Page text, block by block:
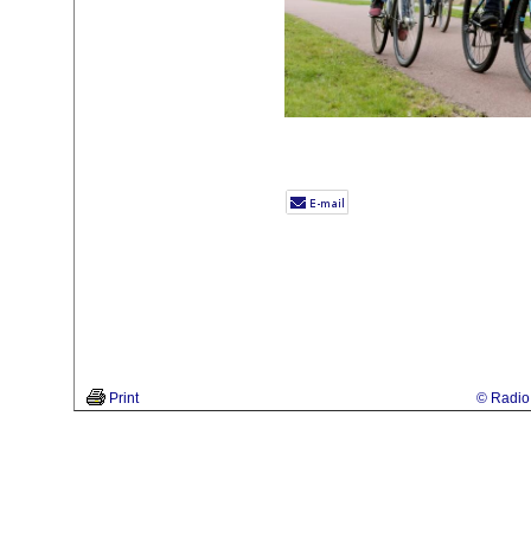
Print © Radio